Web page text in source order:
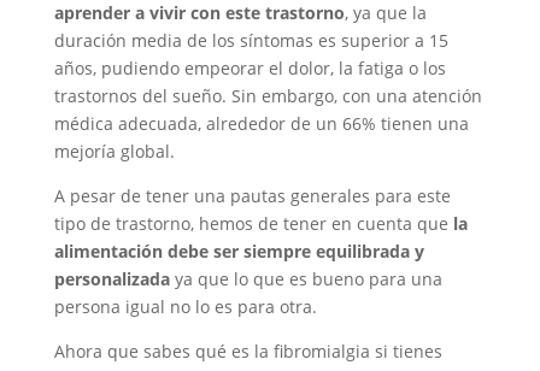
aprender a vivir con este trastorno, ya que la
duración media de los síntomas es superior a 15
años, pudiendo empeorar el dolor, la fatiga o los
trastornos del sueño. Sin embargo, con una atención
médica adecuada, alrededor de un 66% tienen una
mejoría global.
A pesar de tener una pautas generales para este
tipo de trastorno, hemos de tener en cuenta que la
alimentación debe ser siempre equilibrada y
personalizadaya que lo que es bueno para una
persona igual no lo es para otra.
Ahora que sabes qué es la fibromialgia si tienes